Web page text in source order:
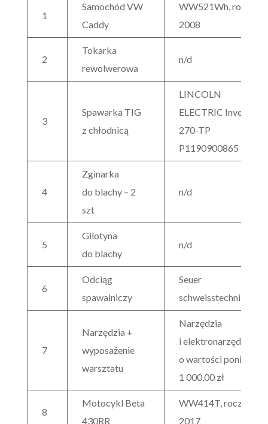
1
Samochód VW
Caddy
WW521Wh, rocznik
2008
2
Tokarka
rewolwerowa
n/d
3
Spawarka TIG
z chłodnicą
LINCOLN
ELECTRIC Invertec
270-TP
P1190900865
4
Zginarka
do blachy – 2
szt
n/d
5
Gilotyna
do blachy
n/d
6
Odciąg
spawalniczy
Seuer
schweisstechnik
7
Narzędzia +
wyposażenie
warsztatu
Narzędzia
i elektronarzędzia
o wartości poniżej
1 000,00 zł
8
Motocykl Beta
430RR
WW414T, rocznik
2017